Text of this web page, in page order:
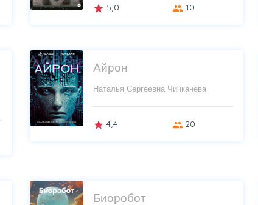
grade 5,0 group 10
Айрон
Наталья Сергеевна Чичканева
grade 4,4 group 20
Биоробот